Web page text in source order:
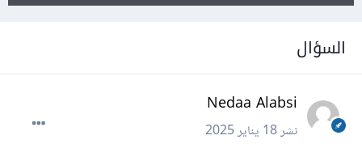
السؤال
Nedaa Alabsi
نشر18 يناير 2025